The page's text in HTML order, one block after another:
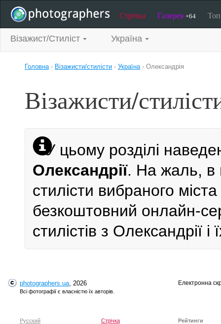
Стрічка Галерея +64
Візажист/Стиліст Україна
Головна› Візажисти/стилісти › Україна› Олександрія
Візажисти/
У цьому розділі
Олександрії. На жаль, в
стилісти вибраного
безкоштовний онлайн-
стилістів з Олександрії
photographers.ua, 2026
Всі фотографії є власністю їх авторів.
Електронна
Русский
Стрічка
Рейтинги